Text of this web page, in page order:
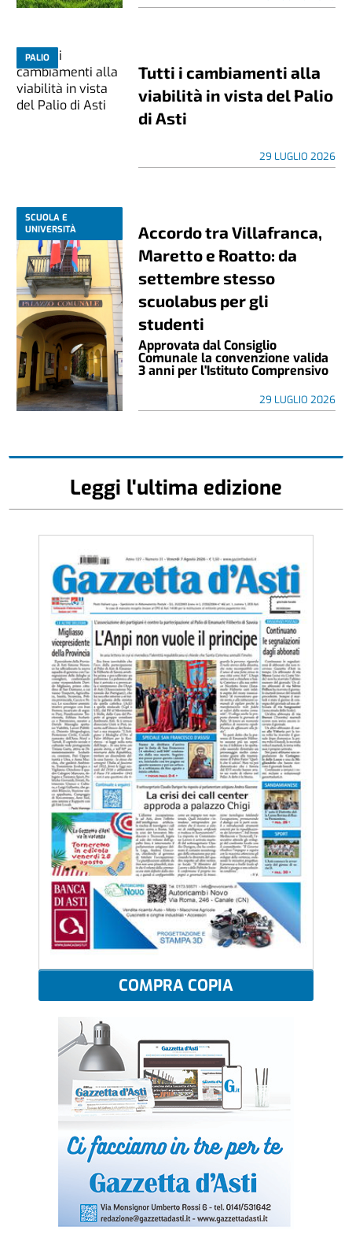
PALIO
Tutti i cambiamenti alla
viabilità in vista del Palio
di Asti
29 LUGLIO 2026
SCUOLA E
UNIVERSITÀ
Accordo tra Villafranca,
Maretto e Roatto: da
settembre stesso
scuolabus per gli
studenti
Approvata dal Consiglio
Comunale la convenzione valida
3 anni per l'Istituto Comprensivo
29 LUGLIO 2026
Leggi l'ultima edizione
COMPRA COPIA